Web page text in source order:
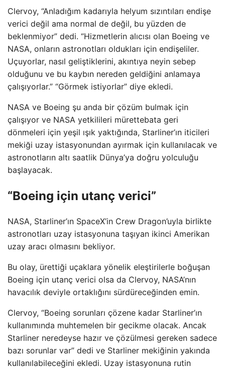
Clervoy, “Anladığım kadarıyla helyum sızıntıları endişe
verici değil ama normal de değil, bu yüzden de
beklenmiyor” dedi. “Hizmetlerin alıcısı olan Boeing ve
NASA, onların astronotları oldukları için endişeliler.
Uçuyorlar, nasıl geliştiklerini, akıntıya neyin sebep
olduğunu ve bu kaybın nereden geldiğini anlamaya
çalışıyorlar.” “Görmek istiyorlar” diye ekledi.
NASA ve Boeing şu anda bir çözüm bulmak için
çalışıyor ve NASA yetkilileri mürettebata geri
dönmeleri için yeşil ışık yaktığında, Starliner’ın iticileri
mekiği uzay istasyonundan ayırmak için kullanılacak ve
astronotların altı saatlik Dünya’ya doğru yolculuğu
başlayacak.
“Boeing için utanç verici”
NASA, Starliner’ın SpaceX’in Crew Dragon’uyla birlikte
astronotları uzay istasyonuna taşıyan ikinci Amerikan
uzay aracı olmasını bekliyor.
Bu olay, ürettiği uçaklara yönelik eleştirilerle boğuşan
Boeing için utanç verici olsa da Clervoy, NASA’nın
havacılık deviyle ortaklığını sürdüreceğinden emin.
Clervoy, “Boeing sorunları çözene kadar Starliner’ın
kullanımında muhtemelen bir gecikme olacak. Ancak
Starliner neredeyse hazır ve çözülmesi gereken sadece
bazı sorunlar var” dedi ve Starliner mekiğinin yakında
kullanılabileceğini ekledi. Uzay istasyonuna rutin